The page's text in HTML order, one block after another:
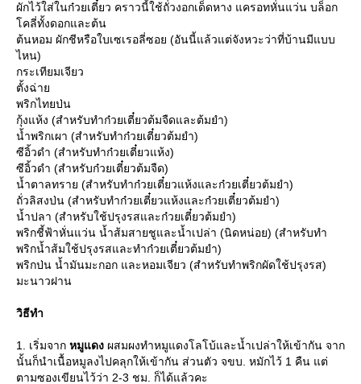
ผักไว้ใส่ในก๋วยเตี๋ยว คราวนี้ใช้ถั่วงอกเด็ดหาง แครอทหั่นแว่น บล็อก
คลี่ทั้งดอกและต้น
ต้นหอม ผักชีหรือใบเซเรอลี่ซอย (อันนี้แล้วแต่จังหวะว่าที่บ้านมีแบบ
ไหน)
กระเทียมเจียว
ตั้งฉ่า
พริกไทยป่น
กุ้งแห้ง (สำหรับทำก๋วยเตี๋ยวต้มจืดและต้มยำ)
น้ำพริกเผา (สำหรับทำก๋วยเตี๋ยวต้มยำ)
ซีอิ้วดำ (สำหรับทำก๋วยเตี๋ยวแห้ง)
ซีอิ้วดำ (สำหรับก๋วยเตี๋ยวต้มจืด)
น้ำตาลทราย (สำหรับทำก๋วยเตี๋ยวแห้งและก๋วยเตี๋ยวต้มยำ)
ถั่วลิสงป่น (สำหรับทำก๋วยเตี๋ยวแห้งและก๋วยเตี๋ยวต้มยำ)
น้ำปลา (สำหรับใช้ปรุงรสและก๋วยเตี๋ยวต้มยำ)
พริกชี้ฟ้าหั่นแว่น น้ำส้มสายชูและน้ำเปล่า (นิดหน่อย) (สำหรับทำ
พริกน้ำส้มใช้ปรุงรสและทำก๋วยเตี๋ยวต้มยำ)
พริกป่น น้ำมันมะกอก และหอมเจียว (สำหรับทำพริกผัดใช้ปรุงรส)
มะนาวฝาน
วิธีทำ
1. เริ่มจาก หมูแดง ผสมผงทำหมูแดงโลโบ้และน้ำเปล่าให้เข้ากัน จาก
นั้นก็นำเนื้อหมูลงไปคลุกให้เข้ากัน ส่วนตัว จขบ. หมักไว้ 1 คืน แต่
ตามซองเขียนไว้ว่า 2-3 ชม. ก็ได้แล้วคะ